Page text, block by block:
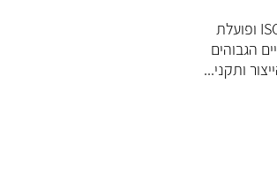
ואקו-פק מוסמכת לתקן ISO 9001 ופועלת
הגבוהים
ותקני...